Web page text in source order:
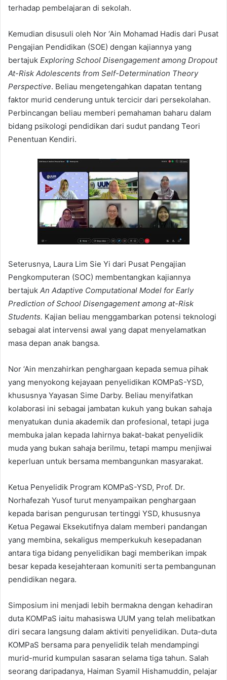
terhadap pembelajaran di sekolah.
Kemudian disusuli oleh Nor ‘Ain Mohamad Hadis dari Pusat
Pengajian Pendidikan (SOE) dengan kajiannya yang
bertajuk Exploring School Disengagement among Dropout
At-Risk Adolescents from Self-Determination Theory
Perspective. Beliau mengetengahkan dapatan tentang
faktor murid cenderung untuk tercicir dari persekolahan.
Perbincangan beliau memberi pemahaman baharu dalam
bidang psikologi pendidikan dari sudut pandang Teori
Penentuan Kendiri.
Seterusnya, Laura Lim Sie Yi dari Pusat Pengajian
Pengkomputeran (SOC) membentangkan kajiannya
bertajuk An Adaptive Computational Model for Early
Prediction of School Disengagement among at-Risk
Students. Kajian beliau menggambarkan potensi teknologi
sebagai alat intervensi awal yang dapat menyelamatkan
masa depan anak bangsa.
Nor ‘Ain menzahirkan penghargaan kepada semua pihak
yang menyokong kejayaan penyelidikan KOMPaS-YSD,
khususnya Yayasan Sime Darby. Beliau menyifatkan
kolaborasi ini sebagai jambatan kukuh yang bukan sahaja
menyatukan dunia akademik dan profesional, tetapi juga
membuka jalan kepada lahirnya bakat-bakat penyelidik
muda yang bukan sahaja berilmu, tetapi mampu menjiwai
keperluan untuk bersama membangunkan masyarakat.
Ketua Penyelidik Program KOMPaS-YSD, Prof. Dr.
Norhafezah Yusof turut menyampaikan penghargaan
kepada barisan pengurusan tertinggi YSD, khususnya
Ketua Pegawai Eksekutifnya dalam memberi pandangan
yang membina, sekaligus memperkukuh kesepadanan
antara tiga bidang penyelidikan bagi memberikan impak
besar kepada kesejahteraan komuniti serta pembangunan
pendidikan negara.
Simposium ini menjadi lebih bermakna dengan kehadiran
duta KOMPaS iaitu mahasiswa UUM yang telah melibatkan
diri secara langsung dalam aktiviti penyelidikan. Duta-duta
KOMPaS bersama para penyelidik telah mendampingi
murid-murid kumpulan sasaran selama tiga tahun. Salah
seorang daripadanya, Haiman Syamil Hishamuddin, pelajar